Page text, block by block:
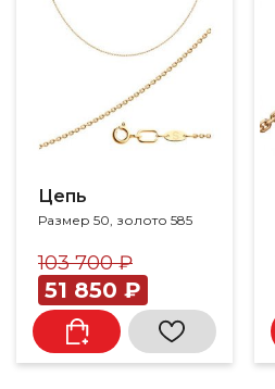
Цепь
Размер 50, золото 585
103 700 ₽
51 850 ₽